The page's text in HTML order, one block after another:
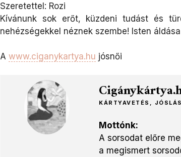
Szeretettel: Rozi
Kívánunk sok erőt, küzdeni tudást és
nehézségekkel néznek szembe! Isten
A www.ciganykartya.hu jósnői
KÁRTYAVETÉS,
Mottónk:
A sorsodat előre
a megismert